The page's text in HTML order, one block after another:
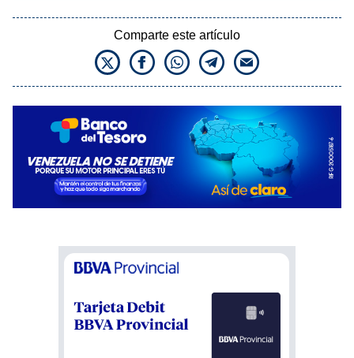
Comparte este artículo